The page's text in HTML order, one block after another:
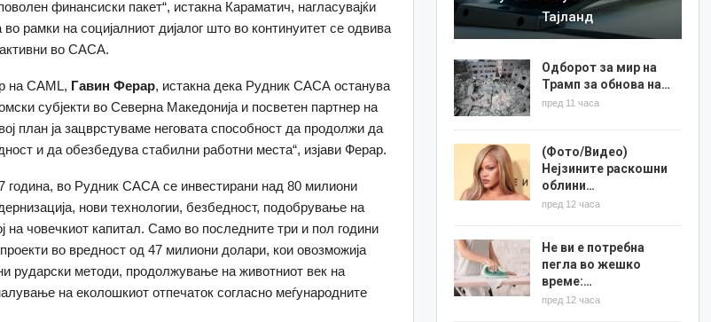
финансиски пакет“, истакна Караматич, нагласувајќи
рамки на социјалниот дијалог што во континуитет се одвива
во САСА.
на CAML, Гавин Ферар, истакна дека Рудник САСА останува
субјекти во Северна Македонија и посветен партнер на
план ја зацврстуваме неговата способност да продолжи да
и да обезбедува стабилни работни места“, изјави Ферар.
година, во Рудник САСА се инвестирани над 80 милиони
нови технологии, безбедност, подобрување на
на човечкиот капитал. Само во последните три и пол години
во вредност од 47 милиони долари, кои овозможија
рударски методи, продолжување на животниот век на
на еколошкиот отпечаток согласно меѓународните
Тајланд
Одборот за мир на
Трамп за обнова на…
пред 11 часа
(Фото/Видео)
Нејзините раскошни
облини…
пред 12 часа
Не ви е потребна
пегла во жешко
време:…
пред 12 часа